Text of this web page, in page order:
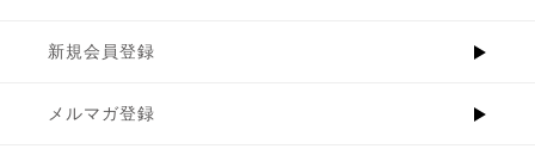
新規会員登録
メルマガ登録